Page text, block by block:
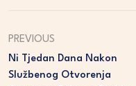
PREVIOUS
Ni Tjedan Dana Nakon
Službenog Otvorenja